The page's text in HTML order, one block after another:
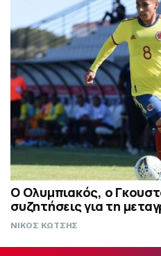
Ο Ολυμπιακός, ο
συζητήσεις για τη
ΝΙΚΟΣ ΚΩΤΣΗΣ